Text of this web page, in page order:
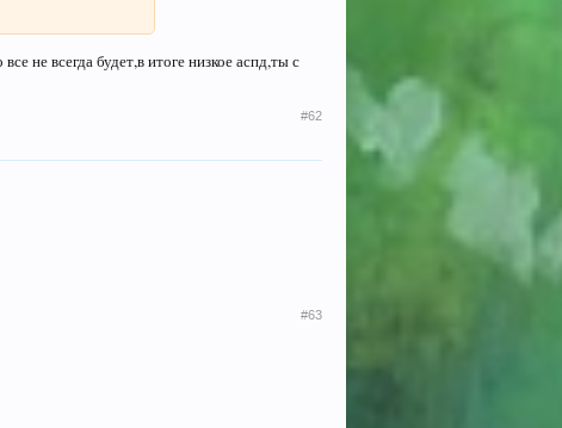
не всегда будет,в итоге низкое аспд,ты с
#62
#63